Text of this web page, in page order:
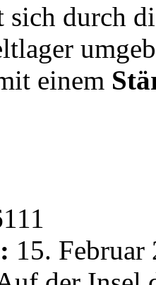
sich durch
einem
15.